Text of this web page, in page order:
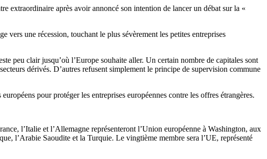
extraordinaire après avoir annoncé son intention de lancer un débat sur la «
vers une récession, touchant le plus sévèrement les petites entreprises
peu clair jusqu’où l’Europe souhaite aller. Un certain nombre de capitales sont
dérivés. D’autres refusent simplement le principe de supervision commune
pour protéger les entreprises européennes contre les offres étrangères.
l’Italie et l’Allemagne représenteront l’Union européenne à Washington, aux
l’Arabie Saoudite et la Turquie. Le vingtième membre sera l’UE, représenté